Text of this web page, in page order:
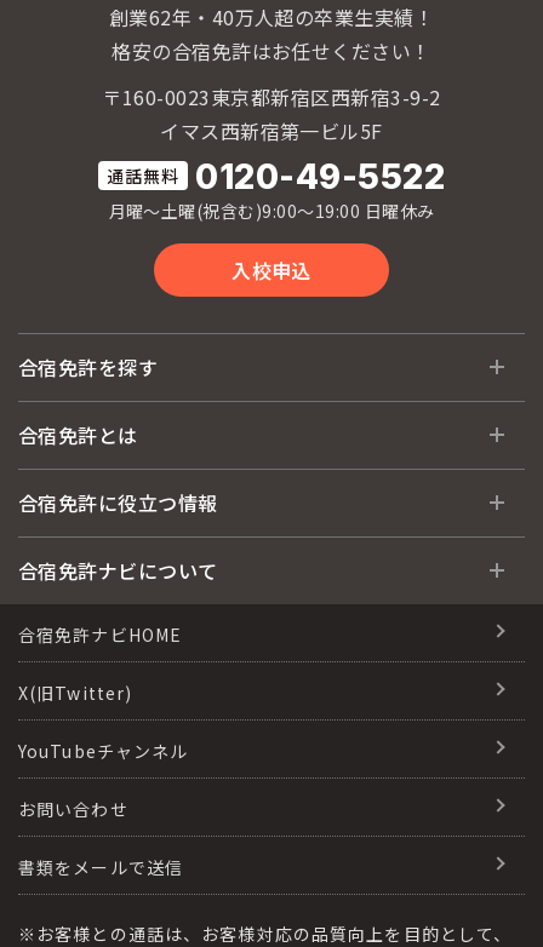
創業62年・40万人超の卒業生実績！
格安の合宿免許はお任せください！
〒160-0023東京都新宿区西新宿3-9-2
イマス西新宿第一ビル5F
0120-49-5522
月曜〜土曜(祝含む)9:00〜19:00 日曜休み
入校申込
合宿免許を探す
全国 教習所一覧
運転免許の種類(車種)
格安シーズン料金
出発地別おすすめ校
こだわり、テーマから探す
360度パノラマ教習所
教育訓練給付金制度
合宿免許とは
合宿免許とは
合宿免許選びのアドバイス
合宿免許の入校までの流れ
合宿免許での免許取得の流れ
運転免許別モデルスケジュール
保護者の方へ
合宿に関わる料金について
合宿免許に役立つ情報
合宿免許に役立つ情報
免許取消・失効による再取得
冬・雪国の合宿免許は大丈夫？
みんなが選んだ合宿免許の条件
大型免許体験記
合宿免許ナビについて
会社情報・代表メッセージ
会社概要
会社沿革・歴史
合宿免許ナビHOME
X(旧Twitter)
YouTubeチャンネル
お問い合わせ
書類をメールで送信
※お客様との通話は、お客様対応の品質向上を目的として、